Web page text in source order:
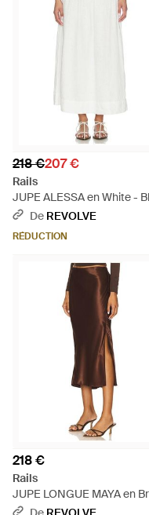
218 €207 €
Rails
JUPE ALESSA en White -
De REVOLVE
RÉDUCTION
218 €
Rails
JUPE LONGUE MAYA en
- Marron